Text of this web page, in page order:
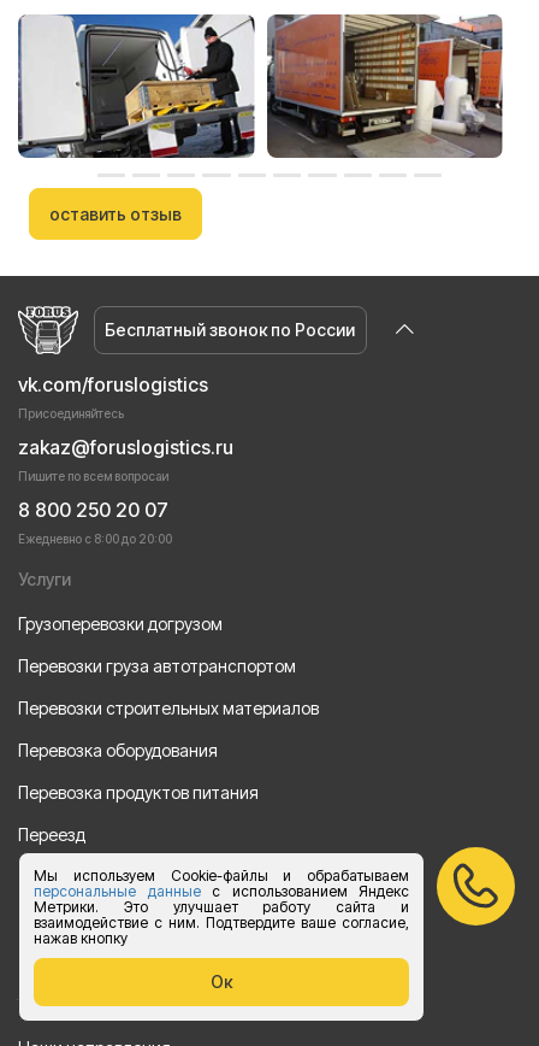
Мы используем Cookie-файлы и обрабатываем
персональные данныес использованием Яндекс
Метрики. Это улучшает работу сайта и
взаимодействие с ним. Подтвердите ваше согласие,
нажав кнопку
Ок
оставить отзыв
Бесплатный звонок по России
vk.com/foruslogistics
Присоединяйтесь
zakaz@foruslogistics.ru
Пишите по всем вопросаи
8 800 250 20 07
Ежедневно с 8:00 до 20:00
Услуги
Грузоперевозки догрузом
Перевозки груза автотранспортом
Перевозки строительных материалов
Перевозка оборудования
Перевозка продуктов питания
Переезд
Рефрежераторные перевозки
Перевозки автотехники
Перевозка алкогольной продукции
Упаковка груза